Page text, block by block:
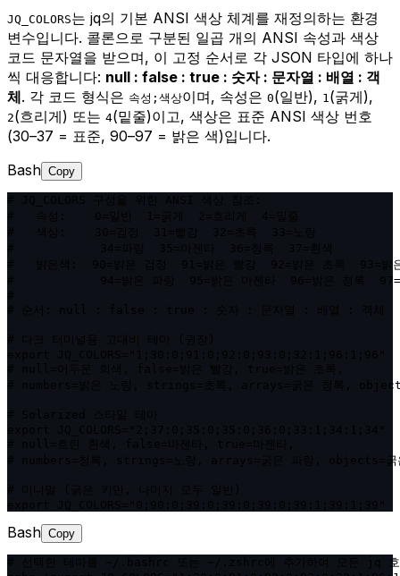
JQ_COLORS는 jq의 기본 ANSI 색상 체계를 재정의하는 환경
변수입니다. 콜론으로 구분된 일곱 개의 ANSI 속성과 색상
코드 문자열을 받으며, 이 고정 순서로 각 JSON 타입에 하나
씩 대응합니다: null : false : true : 숫자 : 문자열 : 배열 : 객
체. 각 코드 형식은 속성;색상이며, 속성은 0(일반), 1(굵게),
2(흐리게) 또는 4(밑줄)이고, 색상은 표준 ANSI 색상 번호
(30–37 = 표준, 90–97 = 밝은 색)입니다.
Bash Copy
#   밝은색:  90=밝은 검정  91=밝은 빨강  92=밝은 초록  93=밝
#            94=밝은 파랑  95=밝은 마젠타  96=밝은 청록  97=
# numbers=밝은 노랑, strings=초록, arrays=굵은 청록,
# numbers=청록, strings=노랑, arrays=굵은 파랑, objects=굵
Bash Copy
# 선택한 테마를 ~/.bashrc 또는 ~/.zshrc에 추가하여 모든 jq 호